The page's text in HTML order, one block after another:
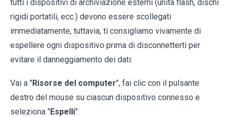
tutti i dispositivi di archiviazione esterni (unità flash, dischi
rigidi portatili, ecc.) devono essere scollegati
immediatamente, tuttavia, ti consigliamo vivamente di
espellere ogni dispositivo prima di disconnetterti per
evitare il danneggiamento dei dati:
Vai a "Risorse del computer", fai clic con il pulsante
destro del mouse su ciascun dispositivo connesso e
seleziona "Espelli":